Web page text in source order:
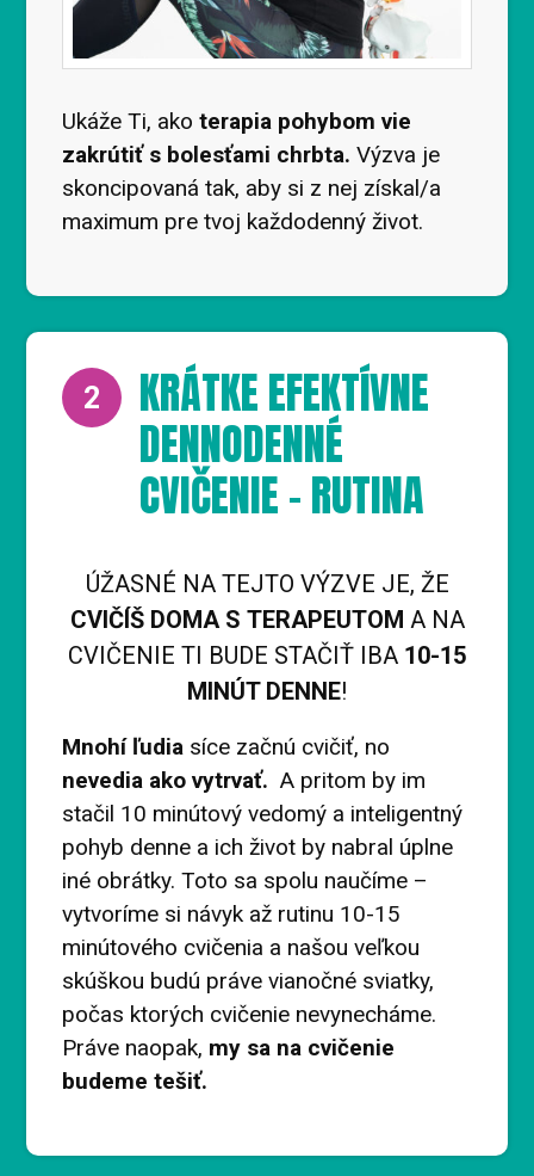
Ukáže Ti, akoterapia pohybom vie
zakrútiť s bolesťami chrbta. Výzva je
skoncipovaná tak, aby si z nej získal/a
maximum pre tvoj každodenný život.
2 KRÁTKE EFEKTÍVNE
DENNODENNÉ
CVIČENIE - RUTINA
ÚŽASNÉ NA TEJTO VÝZVE JE, ŽE
CVIČÍŠ DOMA S TERAPEUTOM A NA
CVIČENIE TI BUDE STAČIŤ IBA 10-15
MINÚT DENNE!
Mnohí ľudia síce začnú cvičiť, no
nevedia ako vytrvať. A pritom by im
stačil 10 minútový vedomý a inteligentný
pohyb denne a ich život by nabral úplne
iné obrátky. Toto sa spolu naučíme –
vytvoríme si návyk až rutinu 10-15
minútového cvičenia a našou veľkou
skúškou budú práve vianočné sviatky,
počas ktorých cvičenie nevynecháme.
Práve naopak, my sa na cvičenie
budeme tešiť.